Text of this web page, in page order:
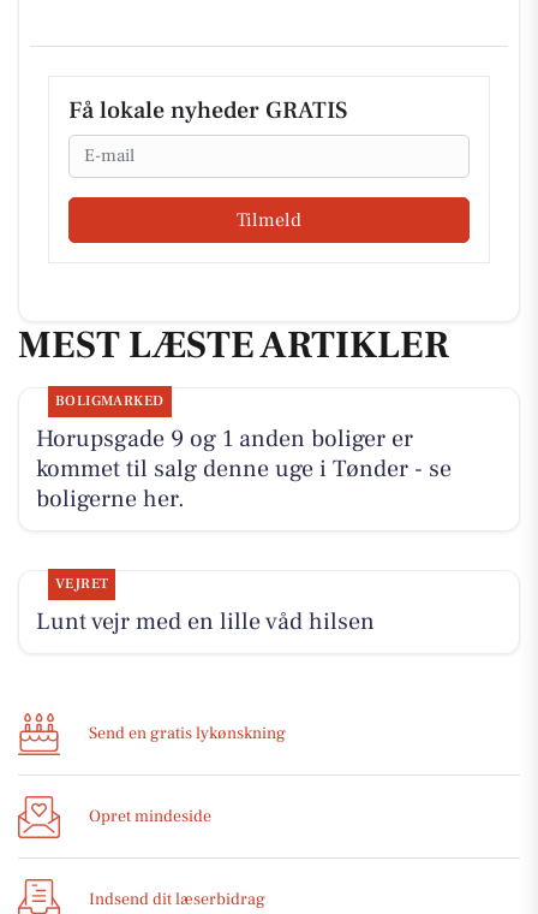
Få lokale nyheder GRATIS
Email
Tilmeld
MEST LÆSTE ARTIKLER
BOLIGMARKED
Horupsgade 9 og 1 anden boliger er
kommet til salg denne uge i Tønder - se
boligerne her.
VEJRET
Lunt vejr med en lille våd hilsen
Send en gratis lykønskning
Opret mindeside
Indsend dit læserbidrag